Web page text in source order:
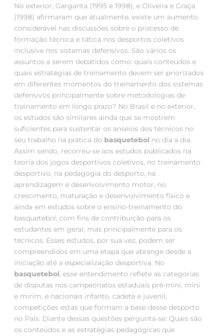
No exterior, Garganta (1995 e 1998), e Oliveira e Graça
(1998) afirmaram que atualmente, existe um aumento
considerável nas discussões sobre o processo de
formação técnica e tática nos desportos coletivos
inclusive nos sistemas defensivos. São vários os
assuntos a serem debatidos como: quais conteúdos e
quais estratégias de treinamento devem ser priorizados
em diferentes momentos do treinamento dos sistemas
defensivos principalmente sobre metodologias de
treinamento em longo prazo? No Brasil e no exterior,
os estudos são similares ainda que se mostrem
suficientes para sustentar os anseios dos técnicos no
seu trabalho na prática do basquetebol no dia a dia.
Assim sendo, recorreu-se aos estudos publicados na
teoria dos jogos desportivos coletivos, no treinamento
desportivo, na pedagogia do desporto, na
aprendizagem e desenvolvimento motor, no
crescimento, maturação e desenvolvimento físico e
ainda em estudos sobre o ensino-treinamento do
basquetebol, com fins de contribuição para os
estudantes em geral, mas principalmente para os
técnicos. Esses estudos, por sua vez, podem ser
compreendidos em uma etapa que abrange desde a
iniciação até a especialização desportiva. No
basquetebol, esse entendimento reflete as categorias
de disputas nos campeonatos estaduais pré-mini, mini
e mirim, e nacionais infanto, cadete e juvenil,
competições estas que formam a base desse desporto
no País. Diante dessas questões pergunta-se: Quais são
os conteúdos e as estratégias pedagógicas que